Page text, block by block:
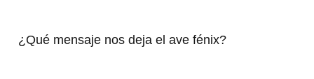
¿Qué mensaje nos deja el ave fénix?